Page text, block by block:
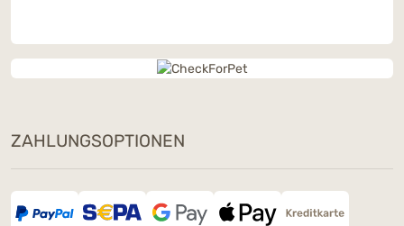
ZAHLUNGSOPTIONEN